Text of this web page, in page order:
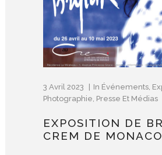
3 Avril 2023 In Événements,
Photographie, Presse Et Médias
EXPOSITION DE
CREM DE MONACO